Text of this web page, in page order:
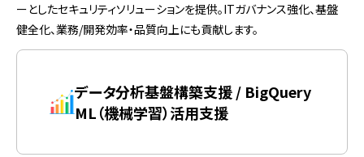
ーとしたセキュリティソリューションを提供。ITガバナンス強化、基盤
健全化、業務/開発効率・品質向上にも貢献します。
データ分析基盤構築支援 / BigQuery
ML（機械学習）活用支援